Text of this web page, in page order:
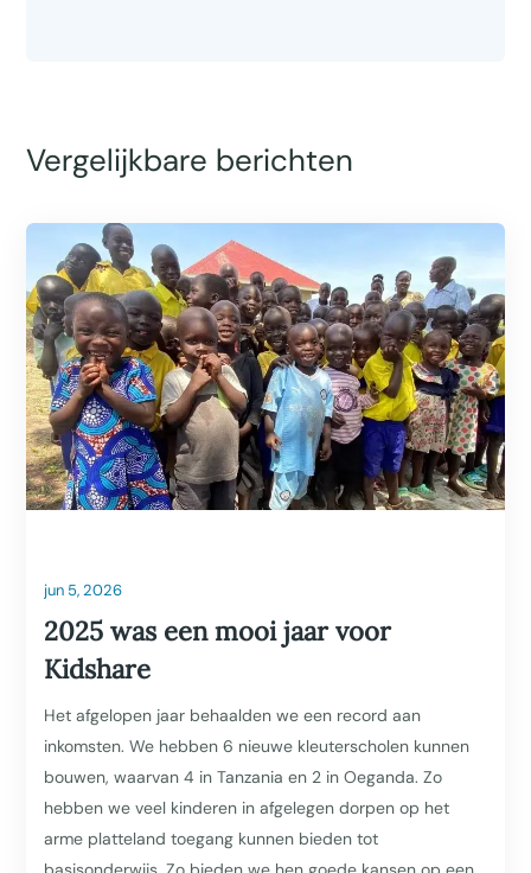
Vergelijkbare berichten
jun 5, 2026
2025 was een mooi jaar voor
Kidshare
Het afgelopen jaar behaalden we een record aan
inkomsten. We hebben 6 nieuwe kleuterscholen kunnen
bouwen, waarvan 4 in Tanzania en 2 in Oeganda. Zo
hebben we veel kinderen in afgelegen dorpen op het
arme platteland toegang kunnen bieden tot